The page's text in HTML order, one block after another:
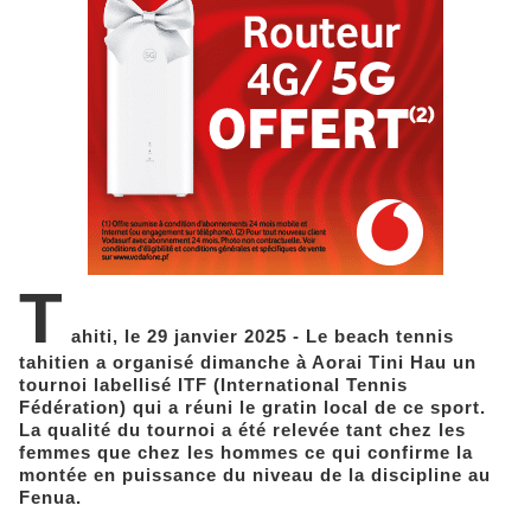
T ahiti, le 29 janvier 2025 - Le beach tennis
tahitien a organisé dimanche à Aorai Tini Hau un
tournoi labellisé ITF (International Tennis
Fédération) qui a réuni le gratin local de ce sport.
La qualité du tournoi a été relevée tant chez les
femmes que chez les hommes ce qui confirme la
montée en puissance du niveau de la discipline au
Fenua.